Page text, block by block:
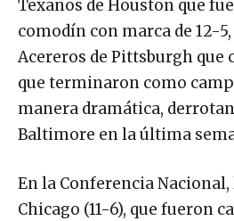
Texanos de Houston que
comodín con marca de 12-
Acereros de Pittsburgh que
que terminaron como
manera dramática,
Baltimore en la última
En la Conferencia Nacional,
Chicago (11-6), que fueron